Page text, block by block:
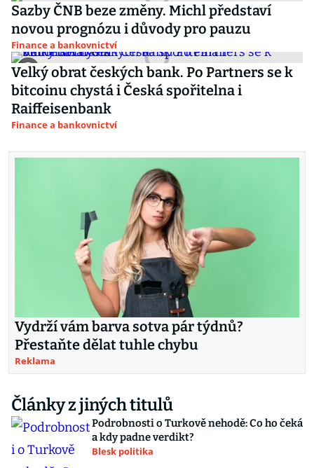
Sazby ČNB beze změny. Michl představí
novou prognózu i důvody pro pauzu
Finance a bankovnictví
Velký obrat českých bank. Po Partners se k
bitcoinu chystá i Česká spořitelna i
Raiffeisenbank
Finance a bankovnictví
Vydrží vám barva sotva pár týdnů?
Přestaňte dělat tuhle chybu
Reklama
Články z jiných titulů
Podrobnosti o Turkově nehodě: Co ho čeká
a kdy padne verdikt?
Blesk politika